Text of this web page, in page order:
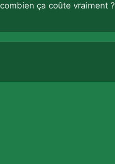
combien ça coûte vraiment ?